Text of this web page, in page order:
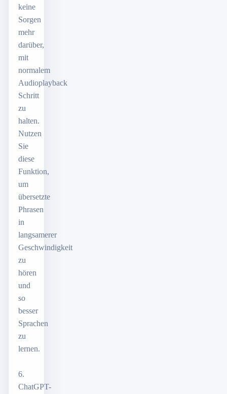
keine
Sorgen
mehr
darüber,
mit
normalem
Audioplayback
Schritt
zu
halten.
Nutzen
Sie
diese
Funktion,
um
übersetzte
Phrasen
in
langsamerer
Geschwindigkeit
zu
hören
und
so
besser
Sprachen
zu
lernen.
6.
ChatGPT-